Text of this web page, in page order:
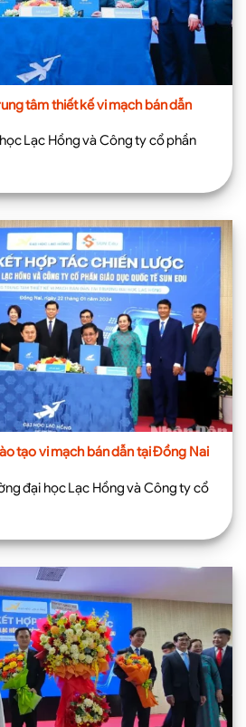
tâm thiết kế vi mạch bán dẫn
Lạc Hồng và Công ty cổ phần
tạo vi mạch bán dẫn tại Đồng Nai
đại học Lạc Hồng và Công ty cổ